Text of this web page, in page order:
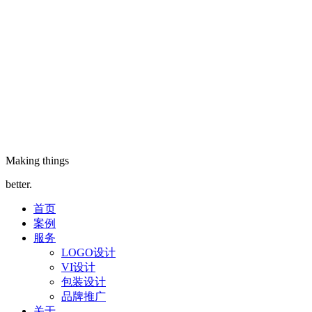
Making things
better.
首页
案例
服务
LOGO设计
VI设计
包装设计
品牌推广